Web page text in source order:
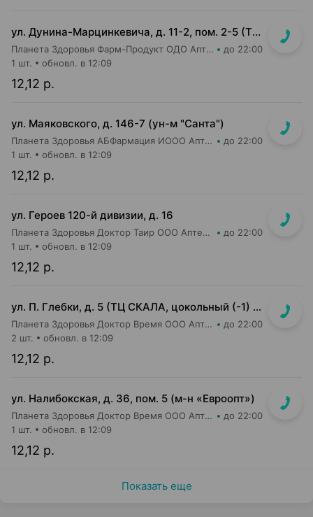
ул. Дунина-Марцинкевича, д. 11-2, пом. 2-5 (ТЦ Раковский кирмаш)
Планета Здоровья Фарм-Продукт ОДО Аптека №24 до 22:00
12,12 р.
1 шт. обновл. в 12:09
ул. Маяковского, д. 146-7 (ун-м "Санта")
Планета Здоровья АБФармация ИООО Аптека №2 до 22:00
12,12 р.
1 шт. обновл. в 12:09
ул. Героев 120-й дивизии, д. 16
Планета Здоровья Доктор Таир ООО Аптека №2 до 22:00
12,12 р.
1 шт. обновл. в 12:09
ул. П. Глебки, д. 5 (ТЦ СКАЛА, цокольный (-1) этаж)
Планета Здоровья Доктор Время ООО Аптека №50 до 22:00
12,12 р.
2 шт. обновл. в 12:09
ул. Налибокская, д. 36, пом. 5 (м-н «Евроопт»)
Планета Здоровья Доктор Время ООО Аптека №51 до 22:00
12,12 р.
1 шт. обновл. в 12:09
Показать еще